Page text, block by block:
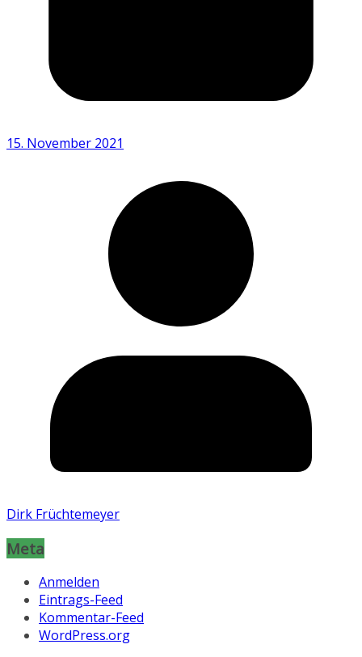
15. November 2021
Dirk Früchtemeyer
Meta
Anmelden
Eintrags-Feed
Kommentar-Feed
WordPress.org